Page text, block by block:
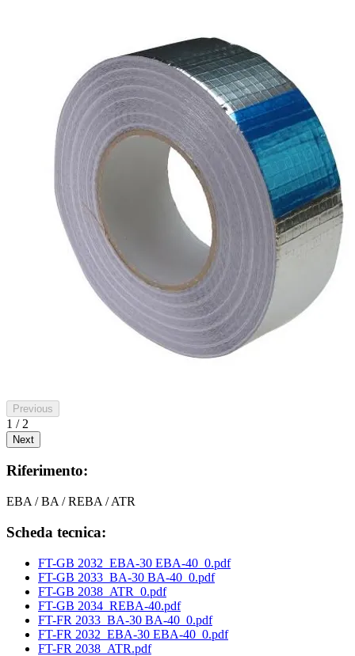
Previous
1 / 2
Next
Riferimento:
EBA / BA / REBA / ATR
Scheda tecnica:
FT-GB 2032_EBA-30 EBA-40_0.pdf
FT-GB 2033_BA-30 BA-40_0.pdf
FT-GB 2038_ATR_0.pdf
FT-GB 2034_REBA-40.pdf
FT-FR 2033_BA-30 BA-40_0.pdf
FT-FR 2032_EBA-30 EBA-40_0.pdf
FT-FR 2038_ATR.pdf